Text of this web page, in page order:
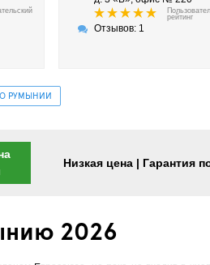
рейтинг
Отзывов: 1
РУМЫНИИ
Низкая цена | Гарантия
2026